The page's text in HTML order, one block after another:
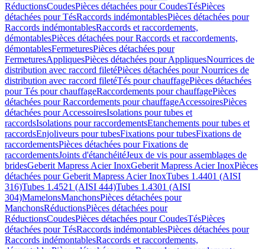
RéductionsCoudesPièces détachées pour CoudesTésPièces
détachées pour TésRaccords indémontablesPièces détachées pour
Raccords indémontablesRaccords et raccordements,
démontablesPièces détachées pour Raccords et raccordements,
démontablesFermeturesPièces détachées pour
FermeturesAppliquesPièces détachées pour AppliquesNourrices de
distribution avec raccord filetéPièces détachées pour Nourrices de
distribution avec raccord filetéTés pour chauffagePièces détachées
pour Tés pour chauffageRaccordements pour chauffagePièces
détachées pour Raccordements pour chauffageAccessoiresPièces
détachées pour AccessoiresIsolations pour tubes et
raccordsIsolations pour raccordementsEtanchements pour tubes et
raccordsEnjoliveurs pour tubesFixations pour tubesFixations de
raccordementsPièces détachées pour Fixations de
raccordementsJoints d'étanchéitéJeux de vis pour assemblages de
bridesGeberit Mapress Acier InoxGeberit Mapress Acier InoxPièces
détachées pour Geberit Mapress Acier InoxTubes 1.4401 (AISI
316)Tubes 1.4521 (AISI 444)Tubes 1.4301 (AISI
304)MamelonsManchonsPièces détachées pour
ManchonsRéductionsPièces détachées pour
RéductionsCoudesPièces détachées pour CoudesTésPièces
détachées pour TésRaccords indémontablesPièces détachées pour
Raccords indémontablesRaccords et raccordements,